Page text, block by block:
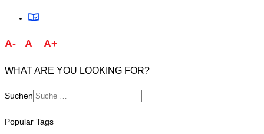
A- A A+
WHAT ARE YOU LOOKING FOR?
Suchen
for results.
Popular Tags